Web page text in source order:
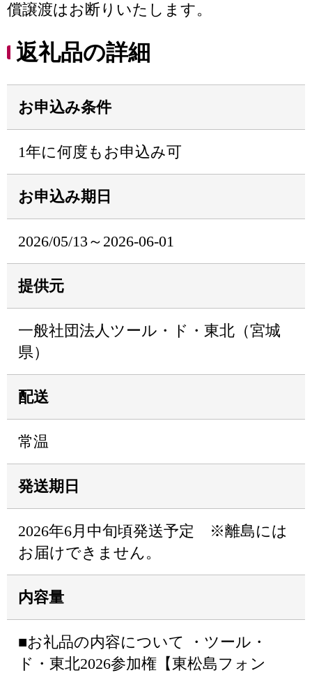
償譲渡はお断りいたします。
返礼品の詳細
お申込み条件
1年に何度もお申込み可
お申込み期日
2026/05/13～2026-06-01
提供元
一般社団法人ツール・ド・東北（宮城
県）
配送
常温
発送期日
2026年6月中旬頃発送予定 ※離島には
お届けできません。
内容量
■お礼品の内容について ・ツール・
ド・東北2026参加権【東松島フォン